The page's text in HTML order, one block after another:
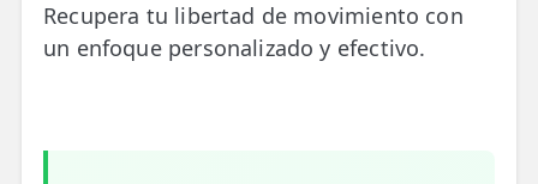
📍 Barrio Salamanca
Recupera tu libertad de movimiento con
un enfoque personalizado y efectivo.